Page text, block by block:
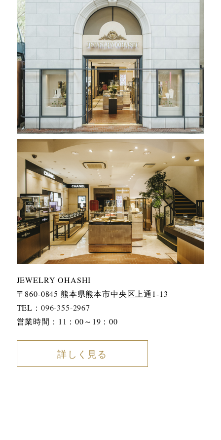
JEWELRY OHASHI
〒860-0845 熊本県熊本市中央区上通1-13
TEL： 096-355-2967
営業時間：11：00～19：00
詳しく見る